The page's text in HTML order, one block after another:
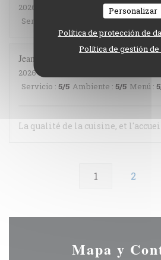
Personalizar
Política de protección de
Política de gestión
2026-07-23
- 19:30 - Invitados 2
Servicio
Ambiente:5/5 Menú:5
Jean François
2026-07-25
Servicio : 5/5 Ambiente : 5/5 Menú : 5
La qualité de la cuisine, et
1 2
Mapa y